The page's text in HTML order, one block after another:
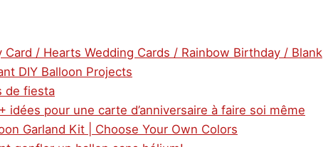
/ Hearts Wedding Cards / Rainbow Birthday / Blank
DIY Balloon Projects
de fiesta
idées pour une carte d’anniversaire à faire soi même
Garland Kit | Choose Your Own Colors